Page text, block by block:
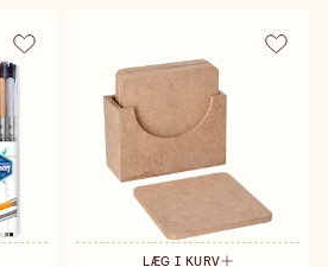
LÆG I KURV